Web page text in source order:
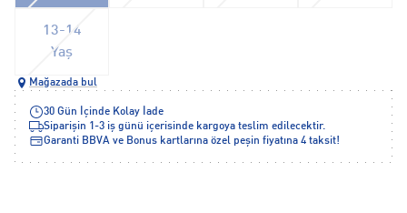
13-14
Yaş
Mağazada bul
30 Gün İçinde Kolay İade
Siparişin 1-3 iş günü içerisinde kargoya teslim edilecektir.
Garanti BBVA ve Bonus kartlarına özel peşin fiyatına 4 taksit!